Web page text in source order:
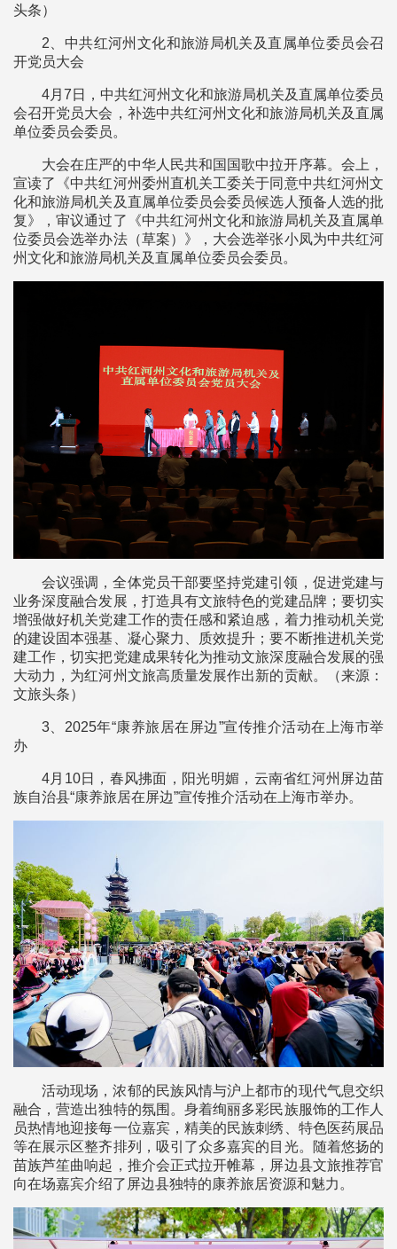
头条）
2、中共红河州文化和旅游局机关及直属单位委员会召
开党员大会
4月7日，中共红河州文化和旅游局机关及直属单位委员
会召开党员大会，补选中共红河州文化和旅游局机关及直属
单位委员会委员。
大会在庄严的中华人民共和国国歌中拉开序幕。会上，
宣读了《中共红河州委州直机关工委关于同意中共红河州文
化和旅游局机关及直属单位委员会委员候选人预备人选的批
复》，审议通过了《中共红河州文化和旅游局机关及直属单
位委员会选举办法（草案）》，大会选举张小凤为中共红河
州文化和旅游局机关及直属单位委员会委员。
会议强调，全体党员干部要坚持党建引领，促进党建与
业务深度融合发展，打造具有文旅特色的党建品牌；要切实
增强做好机关党建工作的责任感和紧迫感，着力推动机关党
的建设固本强基、凝心聚力、质效提升；要不断推进机关党
建工作，切实把党建成果转化为推动文旅深度融合发展的强
大动力，为红河州文旅高质量发展作出新的贡献。（来源：
文旅头条）
3、2025年“康养旅居在屏边”宣传推介活动在上海市举
办
4月10日，春风拂面，阳光明媚，云南省红河州屏边苗
族自治县“康养旅居在屏边”宣传推介活动在上海市举办。
活动现场，浓郁的民族风情与沪上都市的现代气息交织
融合，营造出独特的氛围。身着绚丽多彩民族服饰的工作人
员热情地迎接每一位嘉宾，精美的民族刺绣、特色医药展品
等在展示区整齐排列，吸引了众多嘉宾的目光。随着悠扬的
苗族芦笙曲响起，推介会正式拉开帷幕，屏边县文旅推荐官
向在场嘉宾介绍了屏边县独特的康养旅居资源和魅力。